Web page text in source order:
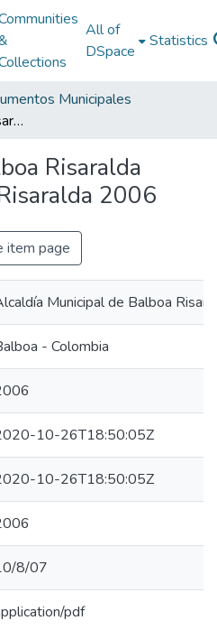
All of
DSpace
Statistics
Municipales
Presupuesto Balboa Risaralda 2006: P Balboa Risaralda 2006
Risaralda
2006
item page
Municipal de Balboa
- Colombia
10-26T18:50:05Z
10-26T18:50:05Z
8/07
pdf